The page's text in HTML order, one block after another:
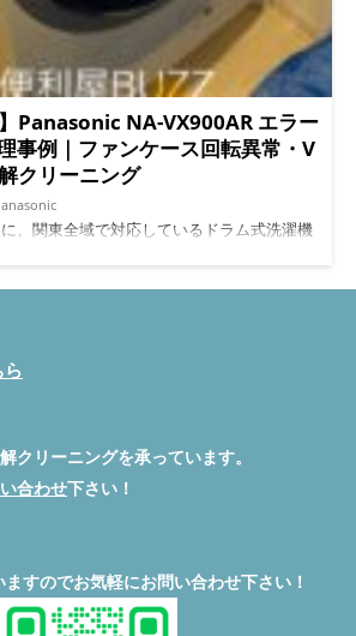
】Panasonic NA-VX900AR エラー
事例｜ファンケース回転異常・V
クリーニング
、関東全域で対応しているドラム式洗濯機
と、 安全装置が働き、洗濯機は自動的に
は完全に解消しました。 ファンケース回
ルト劣化 → Vベルト交換 脱水時の不具合
防止 → 分解クリーニング 作業後は乾
が表示される 乾燥運転が途中で止まる 以
感じる 症状から、内部の回転系トラブル
点検を行いました。 実際に行った作業内
クリーニングを承っています。
合わせ下さい！
ますのでお気軽にお問い合わせ下さい！